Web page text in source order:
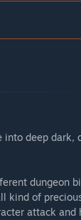
deep dark,
dungeon
kind of
attack